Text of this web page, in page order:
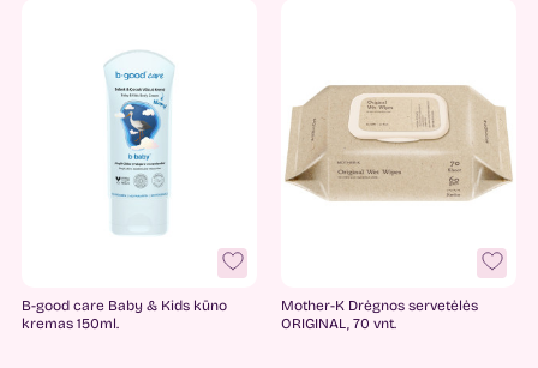
B-good care Baby & Kids kūno
kremas 150ml.
Mother-K Drėgnos servetėlės
ORIGINAL, 70 vnt.